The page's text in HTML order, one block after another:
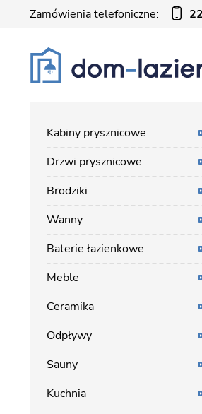
Zamówienia telefoniczne:
Kabiny prysznicowe
Drzwi prysznicowe
Brodziki
Wanny
Baterie łazienkowe
Meble
Ceramika
Odpływy
Sauny
Kuchnia